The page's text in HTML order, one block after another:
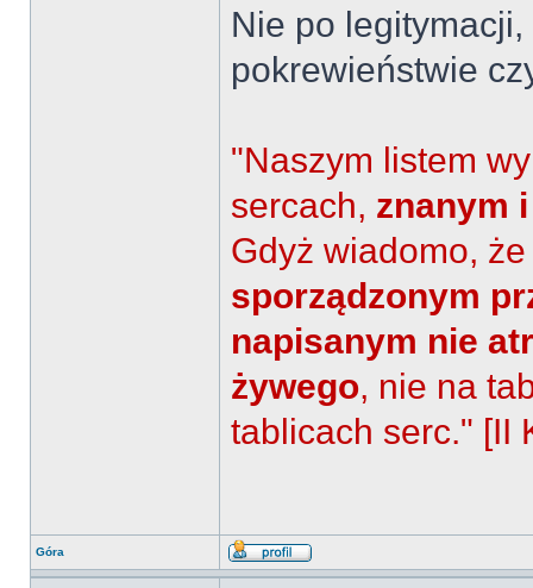
Nie po
pokrewieństwie
"Naszym listem
sercach, znanym
Gdyż wiadomo,
sporządzonym
napisanym nie
żywego, nie na
tablicach serc." [II
Góra